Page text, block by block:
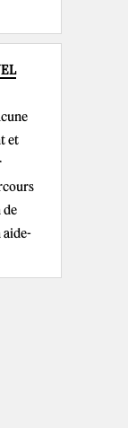
et
de
aide-